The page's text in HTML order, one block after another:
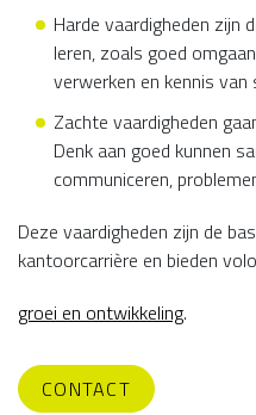
Harde vaardigheden zijn
leren, zoals goed
verwerken en kennis
Zachte vaardigheden
Denk aan goed kunnen
communiceren,
Deze vaardigheden zijn de
kantoorcarrière en bieden
groei en ontwikkeling.
CONTACT